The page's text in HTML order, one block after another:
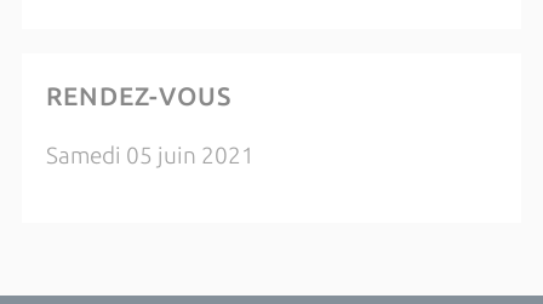
RENDEZ-VOUS
Samedi 05 juin 2021